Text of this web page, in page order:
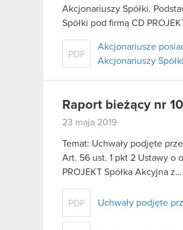
Akcjonariuszy Spółki.
Spółki pod firmą CD
PDF
Akcjonariusze
Akcjonariuszy
Raport bieżący nr
23 maja 2019
Temat: Uchwały podjęte
Art. 56 ust. 1 pkt 2 Ustawy o
PROJEKT Spółka Akcyjna z…
PDF Uchwały podjęte